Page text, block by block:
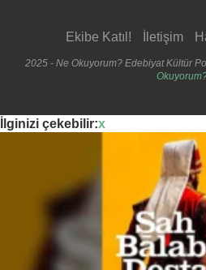
Ekibe Katıl! İletişim
2025 - Ne Okuyorum? Edebiyat Kültür
İlginizi çekebilir:x